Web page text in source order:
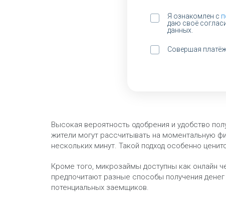
Я ознакомлен с
даю своё
данных.
Совершая
Высокая вероятность одобрения и удобство
жители могут рассчитывать на моментальную
нескольких минут. Такой подход особенно
Кроме того, микрозаймы доступны как онлайн
предпочитают разные способы получения
потенциальных заемщиков.